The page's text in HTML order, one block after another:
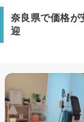
奈良県で価格が
迎